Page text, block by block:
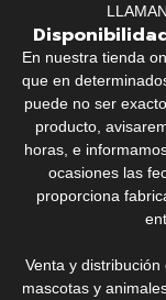
En nuestra tienda
que en
puede no ser
producto,
horas, e
ocasiones las
proporciona
Venta y
mascotas y